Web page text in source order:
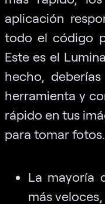
aplicación
todo el código
Este es el
hecho,
herramienta y
rápido en tus
para tomar fotos.
La mayoría
más